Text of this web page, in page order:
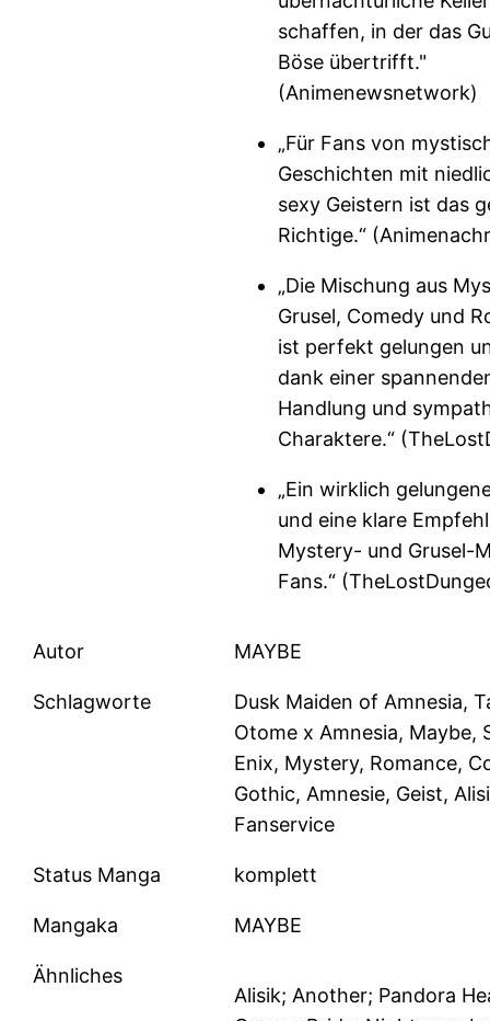
schaffen, in der das
Böse übertrifft."
(Animenewsnetwork)
„Für Fans von
Geschichten mit
sexy Geistern ist das
Richtige.“
„Die Mischung aus
Grusel, Comedy und
ist perfekt gelungen
dank einer
Handlung und
Charaktere.“
„Ein wirklich
und eine klare
Mystery- und Grusel-
Fans.“
Autor MAYBE
Schlagworte
Dusk Maiden of Amnesia,
Otome x Amnesia, Maybe,
Enix, Mystery, Romance,
Gothic, Amnesie, Geist,
Fanservice
Status Manga komplett
Mangaka MAYBE
Ähnliches
Alisik; Another; Pandora